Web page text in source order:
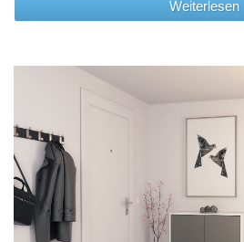
Weiterlesen